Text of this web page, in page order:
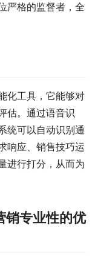
严格的监督者，全
化工具，它能够对
估。通过语音识
统可以自动识别通
响应、销售技巧运
进行打分，从而为
销专业性的优